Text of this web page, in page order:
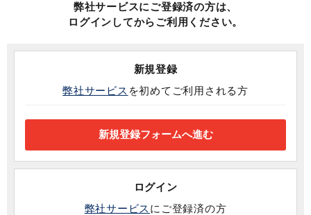
弊社サービスにご登録済の方は、
ログインしてからご利用ください。
新規登録
弊社サービス を初めてご利用される方
ログイン
弊社サービス にご登録済の方